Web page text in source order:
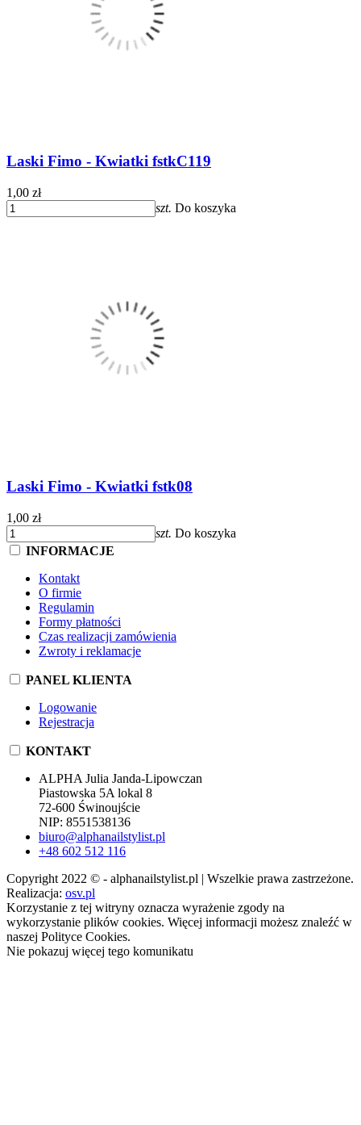
Laski Fimo - Kwiatki fstkC119
1,00 zł
szt. Do koszyka
Laski Fimo - Kwiatki fstk08
1,00 zł
szt. Do koszyka
INFORMACJE
Kontakt
O firmie
Regulamin
Formy płatności
Czas realizacji zamówienia
Zwroty i reklamacje
PANEL KLIENTA
Logowanie
Rejestracja
KONTAKT
ALPHA Julia Janda-Lipowczan
Piastowska 5A lokal 8
72-600 Świnoujście
NIP: 8551538136
biuro@alphanailstylist.pl
+48 602 512 116
Copyright 2022 © - alphanailstylist.pl | Wszelkie prawa zastrzeżone.
Realizacja: osv.pl
Korzystanie z tej witryny oznacza wyrażenie zgody na
wykorzystanie plików cookies. Więcej informacji możesz znaleźć w
naszej Polityce Cookies.
Nie pokazuj więcej tego komunikatu